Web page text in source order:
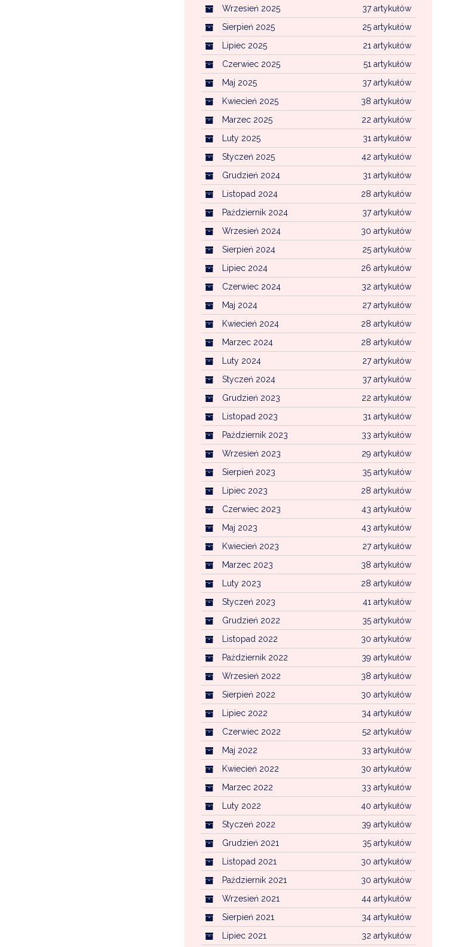
37 artykułów
Wrzesień 2025
25 artykułów
Sierpień 2025
21 artykułów
Lipiec 2025
51 artykułów
Czerwiec 2025
37 artykułów
Maj 2025
38 artykułów
Kwiecień 2025
22 artykułów
Marzec 2025
31 artykułów
Luty 2025
42 artykułów
Styczeń 2025
31 artykułów
Grudzień 2024
28 artykułów
Listopad 2024
37 artykułów
Październik 2024
30 artykułów
Wrzesień 2024
25 artykułów
Sierpień 2024
26 artykułów
Lipiec 2024
32 artykułów
Czerwiec 2024
27 artykułów
Maj 2024
28 artykułów
Kwiecień 2024
28 artykułów
Marzec 2024
27 artykułów
Luty 2024
37 artykułów
Styczeń 2024
22 artykułów
Grudzień 2023
31 artykułów
Listopad 2023
33 artykułów
Październik 2023
29 artykułów
Wrzesień 2023
35 artykułów
Sierpień 2023
28 artykułów
Lipiec 2023
43 artykułów
Czerwiec 2023
43 artykułów
Maj 2023
27 artykułów
Kwiecień 2023
38 artykułów
Marzec 2023
28 artykułów
Luty 2023
41 artykułów
Styczeń 2023
35 artykułów
Grudzień 2022
30 artykułów
Listopad 2022
39 artykułów
Październik 2022
38 artykułów
Wrzesień 2022
30 artykułów
Sierpień 2022
34 artykułów
Lipiec 2022
52 artykułów
Czerwiec 2022
33 artykułów
Maj 2022
30 artykułów
Kwiecień 2022
33 artykułów
Marzec 2022
40 artykułów
Luty 2022
39 artykułów
Styczeń 2022
35 artykułów
Grudzień 2021
30 artykułów
Listopad 2021
30 artykułów
Październik 2021
44 artykułów
Wrzesień 2021
34 artykułów
Sierpień 2021
32 artykułów
Lipiec 2021